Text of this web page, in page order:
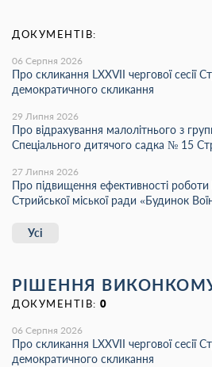
ДОКУМЕНТІВ:
06 Серпня 2026
Про скликання LХХVІІ чергової сесії
демократичного скликання
29 Липня 2026
Про відрахування малолітнього з
Спеціального дитячого садка № 15
27 Липня 2026
Про підвищення ефективності роботи
Стрийської міської ради «Будинок
Усі
РІШЕННЯ
ДОКУМЕНТІВ: 0
06 Серпня 2026
Про скликання LХХVІІ чергової сесії
демократичного скликання